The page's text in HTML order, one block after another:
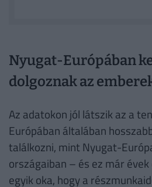
Nyugat-Európában
dolgoznak az
Az adatokon jól látszik az a
Európában általában
találkozni, mint Nyugat-
országaiban – és ez már
egyik oka, hogy a